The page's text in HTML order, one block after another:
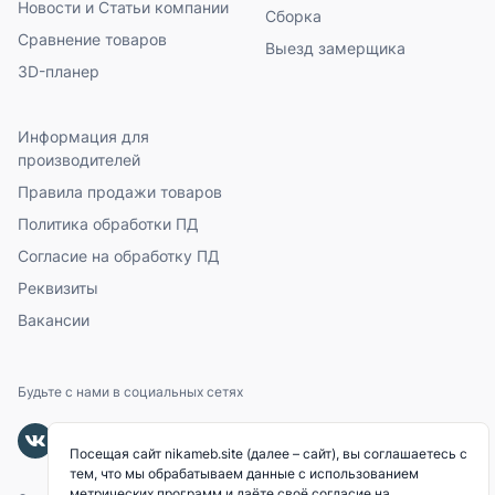
Новости и Статьи компании
Сравнение товаров
3D-планер
Сборка
Выезд замерщика
Информация для
производителей
Правила продажи товаров
Политика обработки ПД
Согласие на обработку ПД
Реквизиты
Вакансии
Будьте с нами в социальных сетях
Посещая сайт nikameb.site (далее – сайт), вы соглашаетесь с
тем, что мы обрабатываем данные с использованием